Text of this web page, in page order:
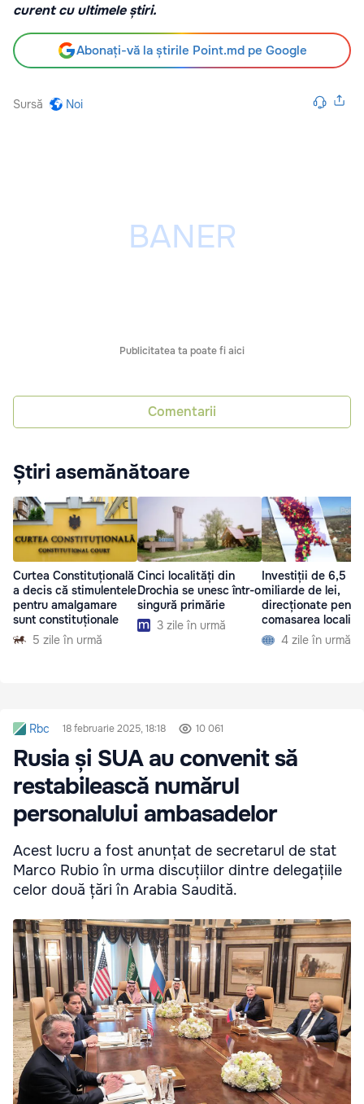
curent cu ultimele știri.
Abonați-vă la știrile Point.md pe Google
Sursă Noi
Publicitatea ta poate fi aici
Comentarii
Știri asemănătoare
Curtea Constituțională
a decis că stimulentele
pentru amalgamare
sunt constituționale
5 zile în urmă
Cinci localități din
Drochia se unesc într-o
singură primărie
3 zile în urmă
Investiții de 6,5
miliarde de lei,
direcționate
comasarea
4 zile în urmă
Rbc 18 februarie 2025, 18:18 10 061
Rusia și SUA au convenit să
restabilească numărul
personalului ambasadelor
Acest lucru a fost anunțat de secretarul de stat
Marco Rubio în urma discuțiilor dintre delegațiile
celor două țări în Arabia Saudită.